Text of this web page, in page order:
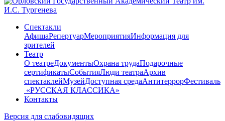
Спектакли
АфишаРепертуарМероприятияИнформация для
зрителей
Театр
О театреДокументыОхрана трудаПодарочные
сертификатыСобытияЛюди театраАрхив
спектаклейМузейДоступная средаАнтитеррорФестиваль
​ «РУССКАЯ КЛАССИКА»
Контакты
Версия для слабовидящих